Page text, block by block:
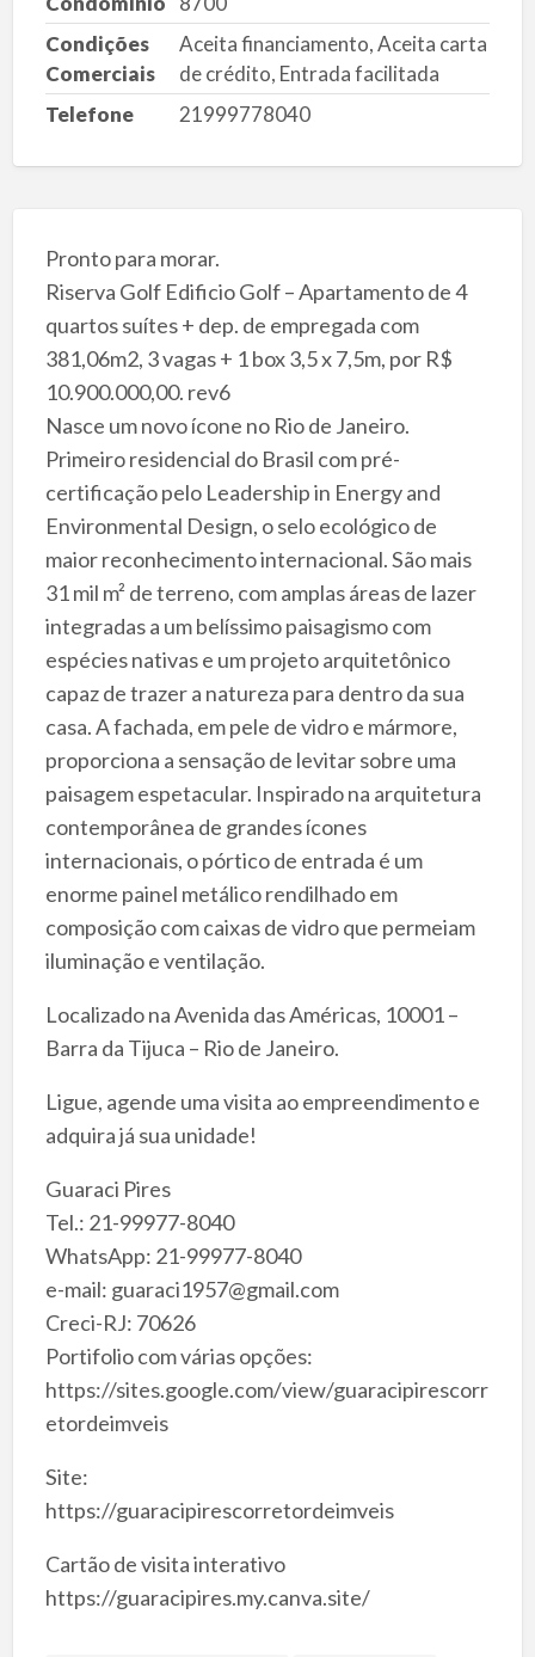
Condições
Comerciais
Aceita financiamento, Aceita carta
de crédito, Entrada facilitada
Telefone
21999778040
Pronto para morar.
Riserva Golf Edificio Golf – Apartamento de 4
quartos suítes + dep. de empregada com
381,06m2, 3 vagas + 1 box 3,5 x 7,5m, por R$
10.900.000,00. rev6
Nasce um novo ícone no Rio de Janeiro.
Primeiro residencial do Brasil com pré-
certificação pelo Leadership in Energy and
Environmental Design, o selo ecológico de
maior reconhecimento internacional. São mais
31 mil m² de terreno, com amplas áreas de lazer
integradas a um belíssimo paisagismo com
espécies nativas e um projeto arquitetônico
capaz de trazer a natureza para dentro da sua
casa. A fachada, em pele de vidro e mármore,
proporciona a sensação de levitar sobre uma
paisagem espetacular. Inspirado na arquitetura
contemporânea de grandes ícones
internacionais, o pórtico de entrada é um
enorme painel metálico rendilhado em
composição com caixas de vidro que permeiam
iluminação e ventilação.
Localizado na Avenida das Américas, 10001 –
Barra da Tijuca – Rio de Janeiro.
Ligue, agende uma visita ao empreendimento e
adquira já sua unidade!
Guaraci Pires
Tel.: 21-99977-8040
WhatsApp: 21-99977-8040
e-mail: guaraci1957@gmail.com
Creci-RJ: 70626
Portifolio com várias opções:
https://sites.google.com/view/guaracipirescorr
etordeimveis
Site:
https://guaracipirescorretordeimveis
Cartão de visita interativo
https://guaracipires.my.canva.site/